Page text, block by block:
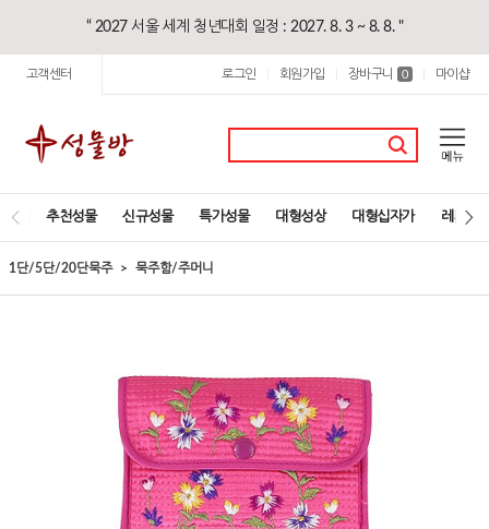
“ 2027 서울 세계 청년대회 일정 : 2027. 8. 3 ~ 8. 8. "
고객센터 로그인 회원가입 장바구니 0 마이샵
추천성물 신규성물 특가성물 대형성상 대형십자가 레지오
1단/5단/20단묵주 묵주함/주머니